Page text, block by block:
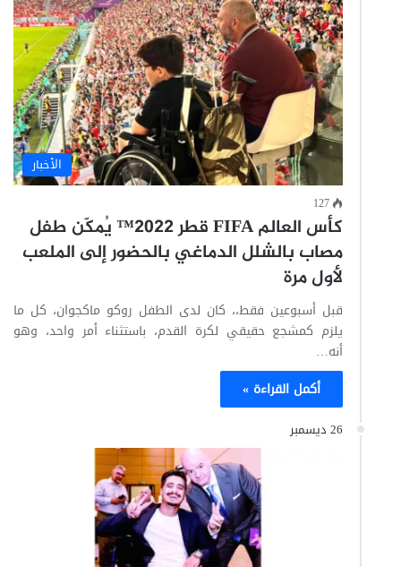
الأخبار
127
كأس العالم FIFA قطر 2022™ يُمكّن طفل
مصاب بالشلل الدماغي بالحضور إلى الملعب
لأول مرة
قبل أسبوعين فقط،، كان لدى الطفل روكو ماكجوان، كل ما
يلزم كمشجع حقيقي لكرة القدم، باستثناء أمر واحد، وهو
أنه…
أكمل القراءة »
26 ديسمبر